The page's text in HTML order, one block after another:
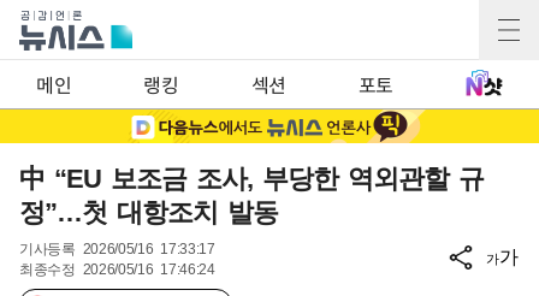
메인 랭킹 섹션 포토
中 “EU 보조금 조사, 부당한 역외관할 규
정”…첫 대항조치 발동
기사등록 2026/05/16 17:33:17
최종수정 2026/05/16 17:46:24
가가